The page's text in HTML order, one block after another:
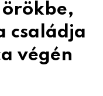
családja
végén